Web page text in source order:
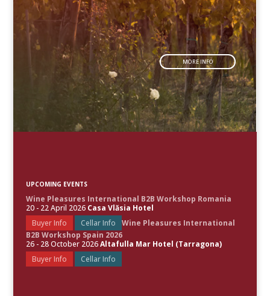
MORE INFO
UPCOMING EVENTS
Wine Pleasures International B2B Workshop Romania
20 - 22 April 2026 Casa Vlăsia Hotel
Buyer Info
Cellar Info
Wine Pleasures International
B2B Workshop Spain 2026
26 - 28 October 2026Altafulla Mar Hotel (Tarragona)
Buyer Info
Cellar Info